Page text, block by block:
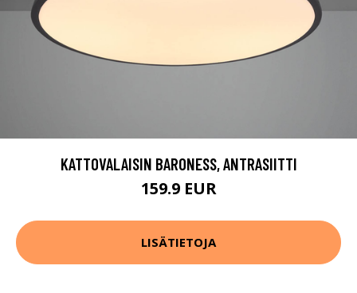
KATTOVALAISIN BARONESS, ANTRASIITTI
159.9 EUR
LISÄTIETOJA